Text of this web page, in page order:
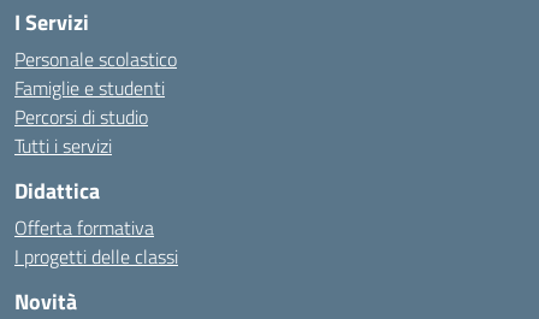
I Servizi
Personale scolastico
Famiglie e studenti
Percorsi di studio
Tutti i servizi
Didattica
Offerta formativa
I progetti delle classi
Novità